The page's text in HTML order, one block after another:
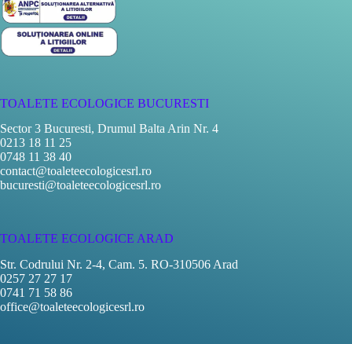
TOALETE ECOLOGICE BUCURESTI
Sector 3 Bucuresti, Drumul Balta Arin Nr. 4
0213 18 11 25
0748 11 38 40
contact@toaleteecologicesrl.ro
bucuresti@toaleteecologicesrl.ro
TOALETE ECOLOGICE ARAD
Str. Codrului Nr. 2-4, Cam. 5. RO-310506 Arad
0257 27 27 17
0741 71 58 86
office@toaleteecologicesrl.ro